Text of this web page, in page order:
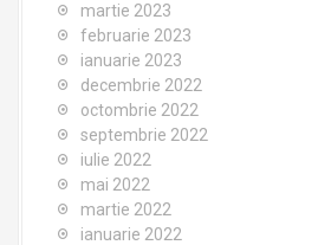
martie 2023
februarie 2023
ianuarie 2023
decembrie 2022
octombrie 2022
septembrie 2022
iulie 2022
mai 2022
martie 2022
ianuarie 2022